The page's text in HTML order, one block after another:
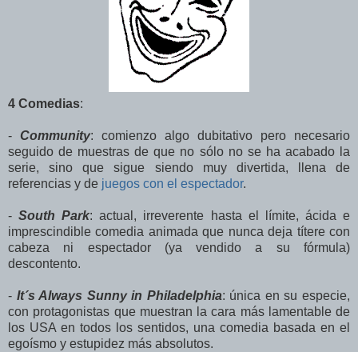
4 Comedias:
- Community: comienzo algo dubitativo pero necesario
seguido de muestras de que no sólo no se ha acabado la
serie, sino que sigue siendo muy divertida, llena de
referencias y de juegos con el espectador.
-South Park: actual, irreverente hasta el límite, ácida e
imprescindible comedia animada que nunca deja títere con
cabeza ni espectador (ya vendido a su fórmula)
descontento.
- It´s Always Sunny in Philadelphia: única en su especie,
con protagonistas que muestran la cara más lamentable de
los USA en todos los sentidos, una comedia basada en el
egoísmo y estupidez más absolutos.